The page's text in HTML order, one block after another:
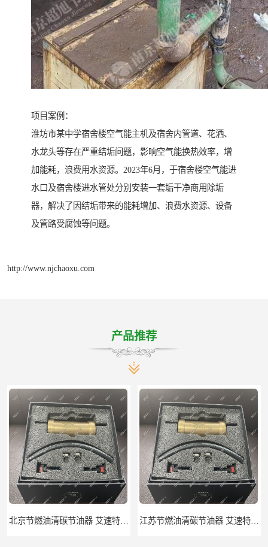
项目案例：
淮坊市某中学宿舍楼空气能主机及宿舍内管道、花洒、
水龙头等存在严重结垢问题，影响空气能换热效率，增
加能耗，浪费用水资源。2023年6月，于宿舍楼空气能进
水口及宿舍楼进水管处分别安装一套垢干净商用除垢
器，解决了因结垢带来的能耗增加、浪费水资源、设备
及管路受腐蚀等问题。
http://www.njchaoxu.com
产品推荐
江苏节燃油清碳节油器 艾速特EXOTE清碳节油器 欢迎订购 艾速特清碳节油器 优尾气清碳节油器 节能环保